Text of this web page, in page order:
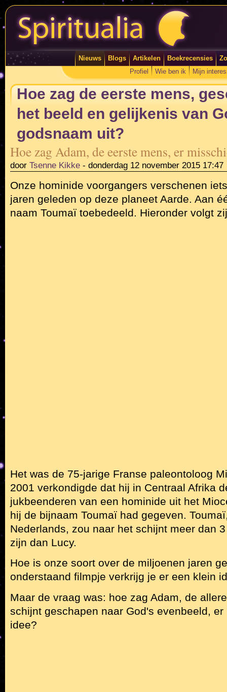
Nieuws Blogs Artikelen Boekrecensies
Profiel
Wie ben ik Mijn
Hoe zag de eerste mens,
het beeld en gelijkenis van
godsnaam uit?
Hoe zag Adam, de eerste mens, er
door Tsenne Kikke - donderdag 12 november 2015 17:47
Onze hominide voorgangers verschenen
jaren geleden op deze planeet Aarde. Aan
naam Toumaï toebedeeld. Hieronder volgt
Het was de 75-jarige Franse paleontoloog
2001 verkondigde dat hij in Centraal Afrika
jukbeenderen van een hominide uit het
hij de bijnaam Toumaï had gegeven.
Nederlands, zou naar het schijnt meer dan
zijn dan Lucy.
Hoe is onze soort over de miljoenen jaren
onderstaand filmpje verkrijg je er een klein
Maar de vraag was: hoe zag Adam, de
schijnt geschapen naar God's evenbeeld,
idee?